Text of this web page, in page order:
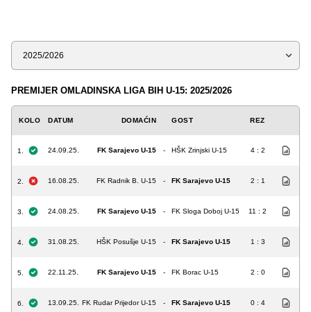
Sezona
PREMIJER OMLADINSKA LIGA BIH U-15: 2025/2026
KOLO DATUM DOMAĆIN GOST REZ
1. 24.09.25. FK Sarajevo U-15 - HŠK Zrinjski U-15 4 : 2
2. 16.08.25. FK Radnik B. U-15 - FK Sarajevo U-15 2 : 1
3. 24.08.25. FK Sarajevo U-15 - FK Sloga Doboj U-15 11 : 2
4. 31.08.25. HŠK Posušje U-15 - FK Sarajevo U-15 1 : 3
5. 22.11.25. FK Sarajevo U-15 - FK Borac U-15 2 : 0
6. 13.09.25. FK Rudar Prijedor U-15 - FK Sarajevo U-15 0 : 4